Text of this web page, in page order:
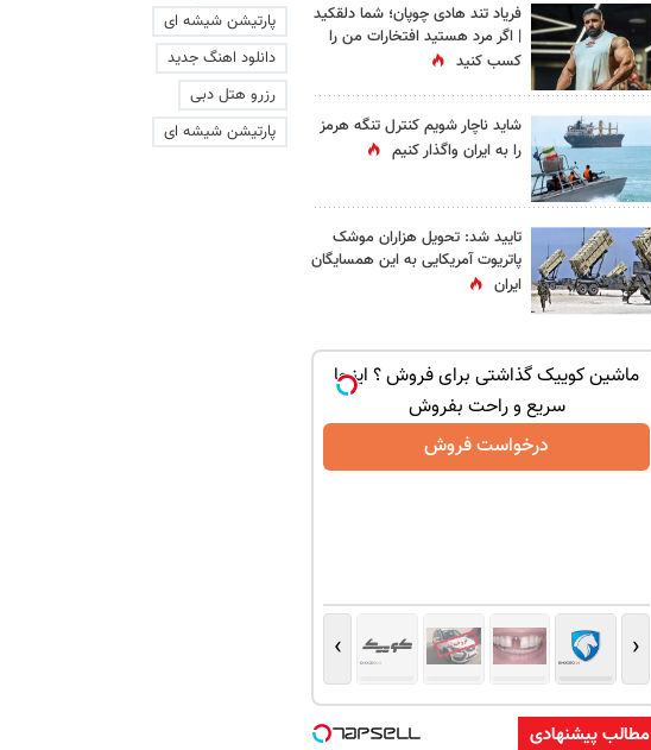
فریاد تند هادی چوپان؛‌ شما دلقکید
| اگر مرد هستید افتخارات من را
کسب کنید
شاید ناچار شویم کنترل تنگه هرمز
را به ایران واگذار کنیم
تایید شد: تحویل هزاران موشک
پاتریوت آمریکایی به این همسایگان
ایران
ماشین کوییک گذاشتی برای فروش ؟ اینجا
سریع و راحت بفروش
درخواست فروش
‹
›
مطالب پیشنهادی
پارتیشن شیشه ای
دانلود اهنگ جدید
رزرو هتل دبی
پارتیشن شیشه ای